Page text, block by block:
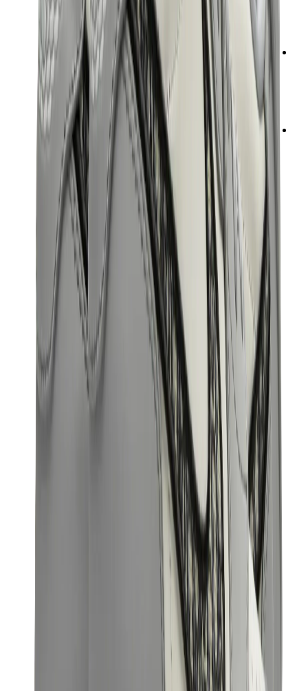
شانيل
جويارد
ساعات
رولكس
باتيك فيليب
أوديمار بيغيه
Cartier
سواتش
ستريت وير
سويت شيرت وهوديز
هودي كروم هارتس
View All
سويت شيرت وهوديز
بناطيل وجوغرز وشورتات
بناطيل كروم هارتس
View All
بناطيل وجوغرز وشورتات